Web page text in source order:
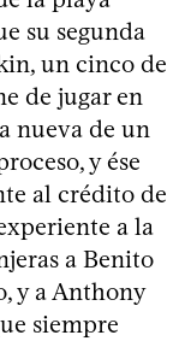
su segunda
un cinco de
de jugar en
nueva de un
y ése
al crédito de
a la
a Benito
y a Anthony
siempre